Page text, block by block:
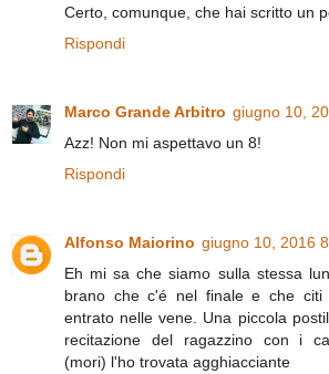
Certo, comunque, che hai scritto un
Rispondi
Marco Grande Arbitro giugno 10,
Azz! Non mi aspettavo un 8!
Rispondi
Alfonso Maiorino giugno 10, 2016
Eh mi sa che siamo sulla stessa
brano che c'é nel finale e che citi
entrato nelle vene. Una piccola
recitazione del ragazzino con i
(mori) l'ho trovata agghiacciante